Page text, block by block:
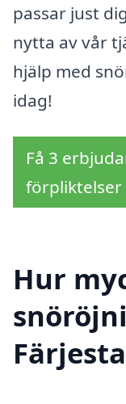
passar just
nytta av vår
hjälp med
idag!
Få 3
förpliktelser
Hur